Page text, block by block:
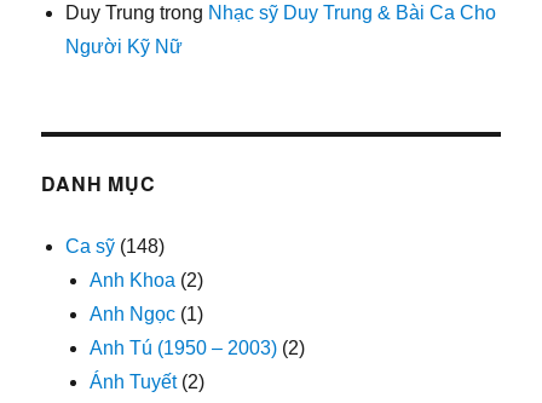
Duy Trung trong Nhạc sỹ Duy Trung & Bài Ca Cho
Người Kỹ Nữ
DANH MỤC
Ca sỹ (148)
Anh Khoa (2)
Anh Ngọc (1)
Anh Tú (1950 – 2003) (2)
Ánh Tuyết(2)